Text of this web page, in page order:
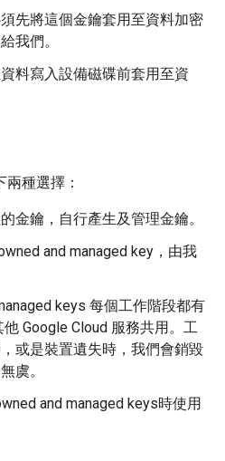
須先將這個金鑰套用至資料加密
我們。
資料寫入設備磁碟前套用至資
種選擇：
金鑰，自行產生及管理金鑰。
and managed key，由我
keys 每個工作階段都有
Google Cloud 服務共用。工
或是裝置遺失時，我們會銷毀
虞。
and managed keys時使用